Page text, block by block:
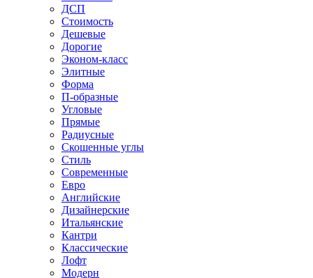
ДСП
Стоимость
Дешевые
Дорогие
Эконом-класс
Элитные
Форма
П-образные
Угловые
Прямые
Радиусные
Скошенные углы
Стиль
Современные
Евро
Английские
Дизайнерские
Итальянские
Кантри
Классические
Лофт
Модерн